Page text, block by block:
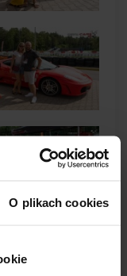
O plikach cookies